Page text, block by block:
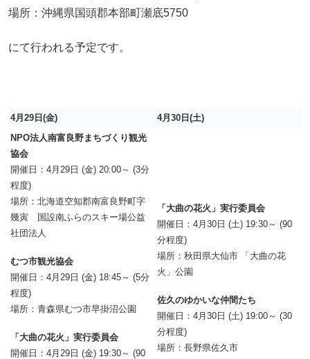
場所：沖縄県国頭郡本部町瀬底5750
にて行われる予定です。
4月29日(金)
4月30日(土)
NPO法人南富良野まちづくり観光
協会
開催日：4月29日 (金) 20:00～ (3分
程度)
場所：北海道空知郡南富良野町字
幾寅 国設南ふらのスキー場公益
社団法人
むつ市観光協会
開催日：4月29日 (金) 18:45～ (5分
程度)
場所：青森県むつ市早掛沼公園
「大曲の花火」実行委員会
開催日：4月29日 (金) 19:30～ (90
「大曲の花火」実行委員会
開催日：4月30日 (土) 19:30～ (90
分程度)
場所：秋田県大仙市 「大曲の花
火」公園
佐久のゆかいな仲間たち
開催日：4月30日 (土) 19:00～ (30
分程度)
場所：長野県佐久市